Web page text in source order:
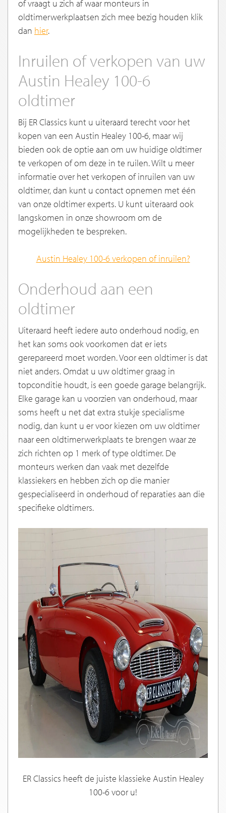
of vraagt u zich af waar monteurs in
oldtimerwerkplaatsen zich mee bezig houden klik
dan hier.
Inruilen of verkopen van uw
Austin Healey 100-6
oldtimer
Bij ER Classics kunt u uiteraard terecht voor het
kopen van een Austin Healey 100-6, maar wij
bieden ook de optie aan om uw huidige oldtimer
te verkopen of om deze in te ruilen. Wilt u meer
informatie over het verkopen of inruilen van uw
oldtimer, dan kunt u contact opnemen met één
van onze oldtimer experts. U kunt uiteraard ook
langskomen in onze showroom om de
mogelijkheden te bespreken.
Austin Healey 100-6 verkopen of inruilen?
Onderhoud aan een
oldtimer
Uiteraard heeft iedere auto onderhoud nodig, en
het kan soms ook voorkomen dat er iets
gerepareerd moet worden. Voor een oldtimer is dat
niet anders. Omdat u uw oldtimer graag in
topconditie houdt, is een goede garage belangrijk.
Elke garage kan u voorzien van onderhoud, maar
soms heeft u net dat extra stukje specialisme
nodig, dan kunt u er voor kiezen om uw oldtimer
naar een oldtimerwerkplaats te brengen waar ze
zich richten op 1 merk of type oldtimer. De
monteurs werken dan vaak met dezelfde
klassiekers en hebben zich op die manier
gespecialiseerd in onderhoud of reparaties aan die
specifieke oldtimers.
ER Classics heeft de juiste klassieke Austin Healey
100-6 voor u!